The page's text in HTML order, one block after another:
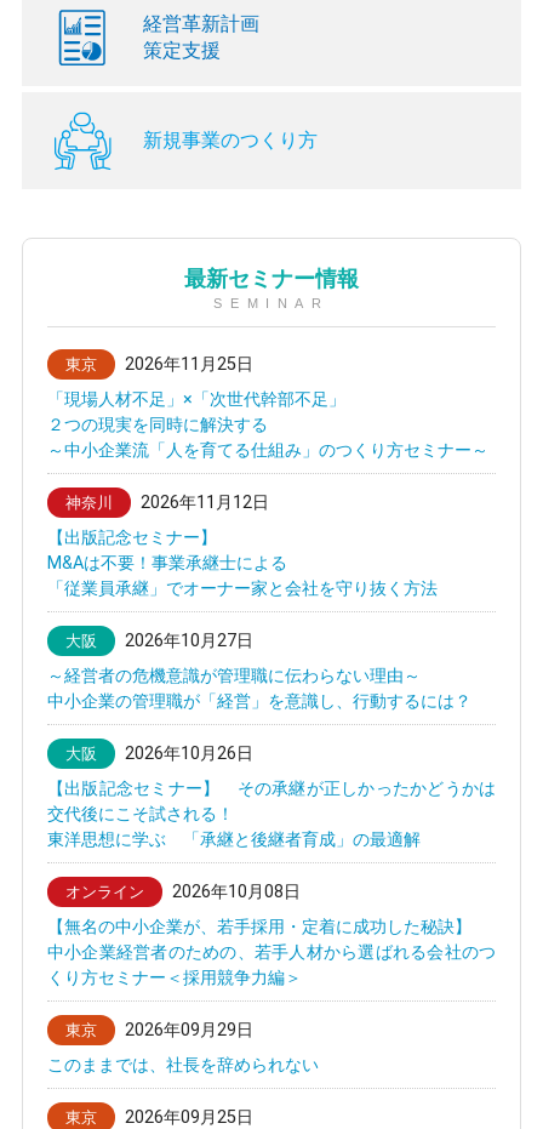
経営革新計画
策定支援
新規事業のつくり方
最新セミナー情報
SEMINAR
東京
2026年11月25日
「現場人材不足」×「次世代幹部不足」
２つの現実を同時に解決する
～中小企業流「人を育てる仕組み」のつくり方セミナー～
神奈川
2026年11月12日
【出版記念セミナー】
M&Aは不要！事業承継士による
「従業員承継」でオーナー家と会社を守り抜く方法
大阪
2026年10月27日
～経営者の危機意識が管理職に伝わらない理由～
中小企業の管理職が「経営」を意識し、行動するには？
大阪
2026年10月26日
【出版記念セミナー】 その承継が正しかったかどうかは
交代後にこそ試される！
東洋思想に学ぶ 「承継と後継者育成」の最適解
オンライン
2026年10月08日
【無名の中小企業が、若手採用・定着に成功した秘訣】
中小企業経営者のための、若手人材から選ばれる会社のつ
くり方セミナー＜採用競争力編＞
東京
2026年09月29日
このままでは、社長を辞められない
東京
2026年09月25日